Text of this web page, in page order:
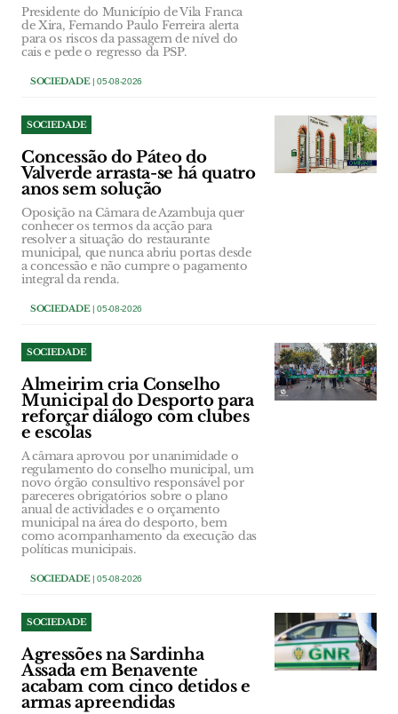
Presidente do Município de Vila Franca
de Xira, Fernando Paulo Ferreira alerta
para os riscos da passagem de nível do
cais e pede o regresso da PSP.
SOCIEDADE| 05-08-2026
SOCIEDADE
Concessão do Páteo do
Valverde arrasta-se há quatro
anos sem solução
Oposição na Câmara de Azambuja quer
conhecer os termos da acção para
resolver a situação do restaurante
municipal, que nunca abriu portas desde
a concessão e não cumpre o pagamento
integral da renda.
SOCIEDADE| 05-08-2026
SOCIEDADE
Almeirim cria Conselho
Municipal do Desporto para
reforçar diálogo com clubes
e escolas
A câmara aprovou por unanimidade o
regulamento do conselho municipal, um
novo órgão consultivo responsável por
pareceres obrigatórios sobre o plano
anual de actividades e o orçamento
municipal na área do desporto, bem
como acompanhamento da execução das
políticas municipais.
SOCIEDADE| 05-08-2026
SOCIEDADE
Agressões na Sardinha
Assada em Benavente
acabam com cinco detidos e
armas apreendidas